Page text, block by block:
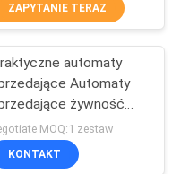
23
ZAPYTANIE TERAZ
automaty
Automaty
żywność
automaty
MOQ:1 zestaw
KONTAKT